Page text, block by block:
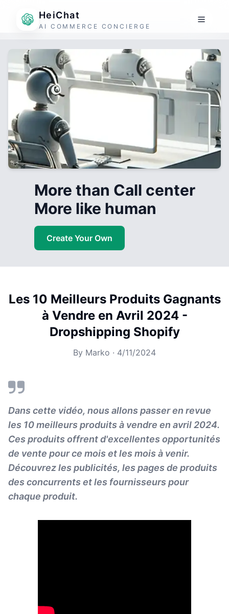
HeiChat
AI COMMERCE CONCIERGE
More than Call center
More like human
Create Your Own
Les 10 Meilleurs Produits Gagnants
à Vendre en Avril 2024 -
Dropshipping Shopify
By Marko · 4/11/2024
Dans cette vidéo, nous allons passer en revue
les 10 meilleurs produits à vendre en avril 2024.
Ces produits offrent d'excellentes opportunités
de vente pour ce mois et les mois à venir.
Découvrez les publicités, les pages de produits
des concurrents et les fournisseurs pour
chaque produit.